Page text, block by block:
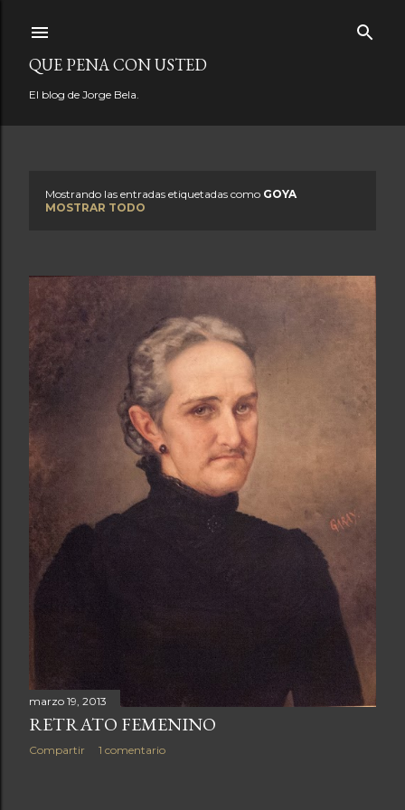
QUE PENA CON USTED
El blog de Jorge Bela.
t
r
a
d
a
s
Mostrando las entradas etiquetadas como GOYA
MOSTRAR TODO
marzo 19, 2013
RETRATO FEMENINO
Compartir 1 comentario